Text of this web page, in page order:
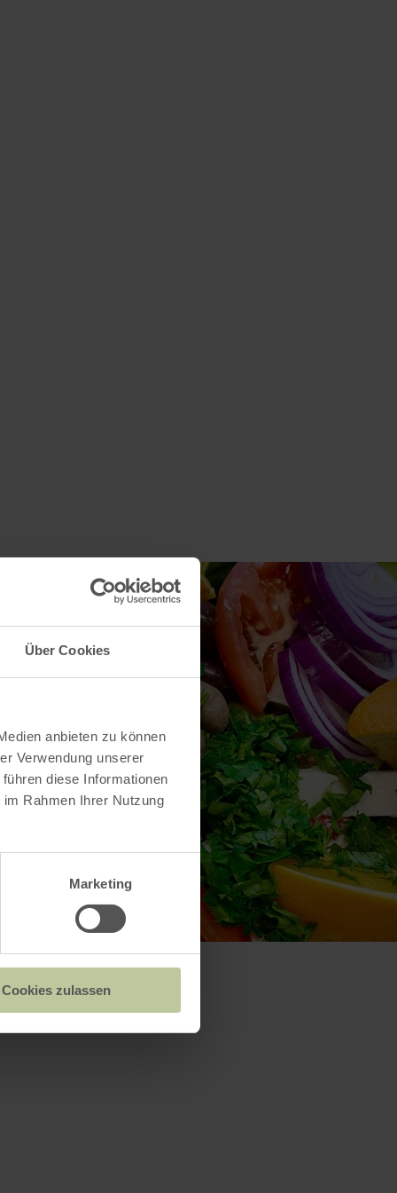
Über Cookies
anbieten zu können
Verwendung unserer
diese Informationen
Rahmen Ihrer Nutzung
Marketing
Cookies zulassen